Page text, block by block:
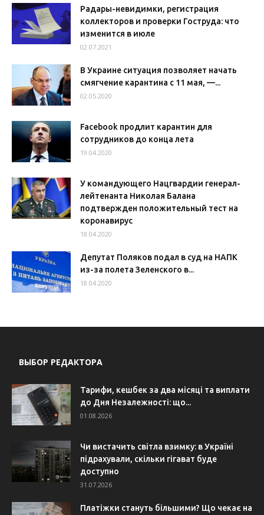
Радары-невидимки, регистрация
коллекторов и проверки Гоструда: что
изменится в июле
02.07.2021
В Украине ситуация позволяет начать
смягчение карантина с 11 мая, —...
02.05.2020
Facebook продлит карантин для
сотрудников до конца лета
19.04.2020
У командующего Нацгвардии генерал-
лейтенанта Николая Балана
подтвержден положительный тест на
коронавирус
18.04.2020
Депутат Поляков подал в суд на НАПК
из-за полета Зеленского в...
18.04.2020
ВЫБОР РЕДАКТОРА
Тарифи, кешбек за два місяці та виплати
до Дня Незалежності: що...
01.08.2026
Чи вистачить світла взимку: в Україні
підрахували, скільки гігават буде
доступно
31.07.2026
Платіжки стануть більшими? Що чекає на